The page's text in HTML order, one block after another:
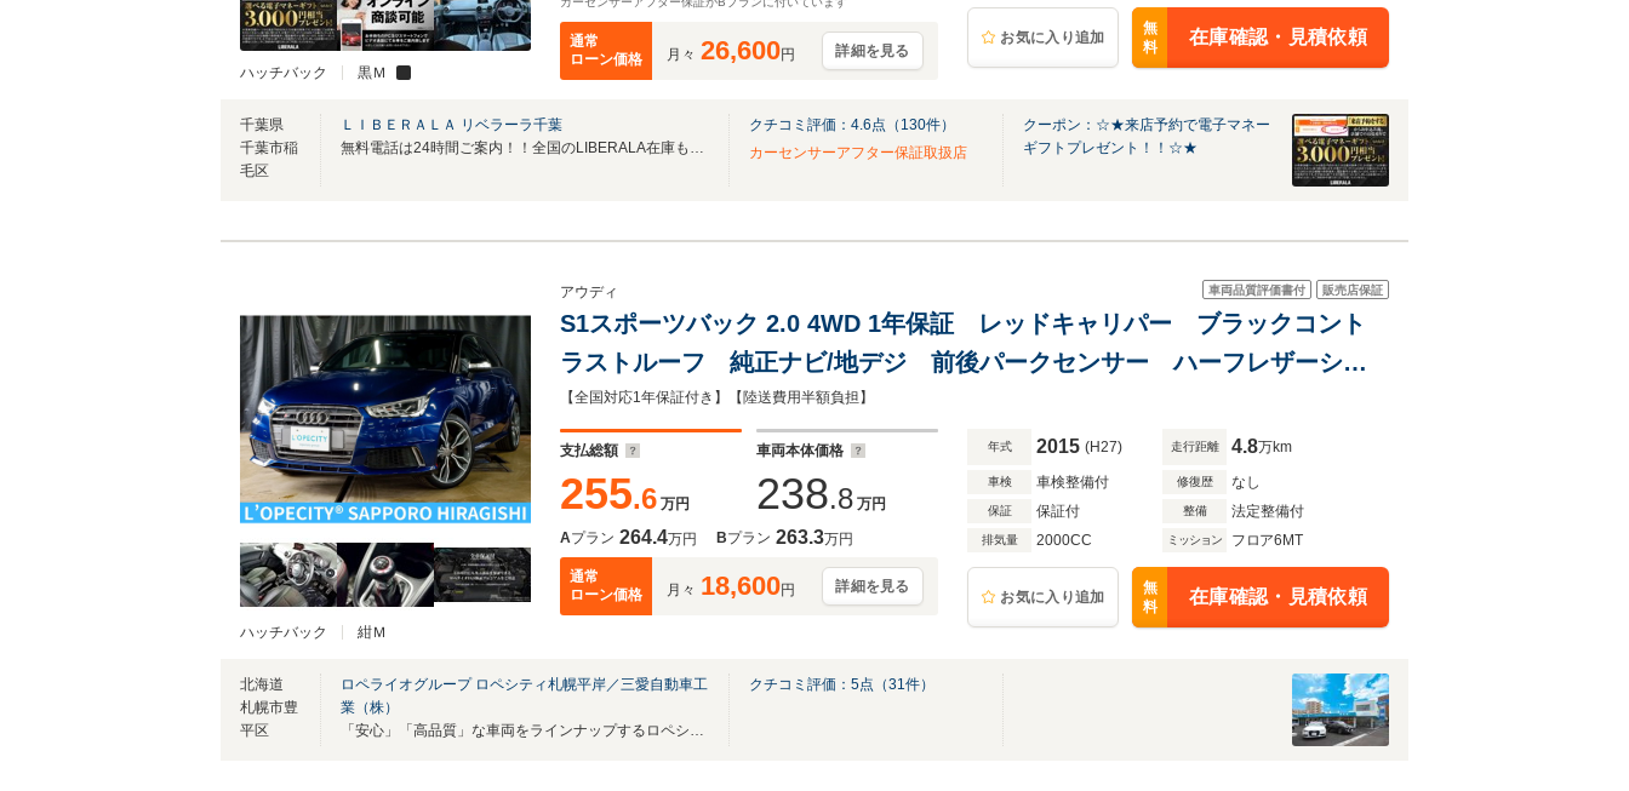
ハッチバック 黒Ｍ
通常
ローン価格
月々 26,600円 詳細を見る
お気に入り追加
無
料
在庫確認・見積依頼
千葉県
千葉市稲
毛区
ＬＩＢＥＲＡＬＡ リベラーラ千葉
無料電話は24時間ご案内！！全国のLIBERALA在庫も見たい方は一括照会が可能です！
クチコミ評価： 4.6点（ 130件）
カーセンサーアフター保証取扱店
クーポン：☆★来店予約で電子マネー
ギフトプレゼント！！☆★
ハッチバック 紺Ｍ
車両品質評価書付 販売店保証
アウディ
S1スポーツバック 2.0 4WD 1年保証 レッドキャリパー ブラックコント
ラストルーフ 純正ナビ/地デジ 前後パークセンサー ハーフレザーシー
ト キセノンヘッドライト 純正18インチAW ドライブセレクト 6MT
【全国対応1年保証付き】【陸送費用半額負担】
支払総額
255.6 万円
車両本体価格
238.8 万円
Aプラン 264.4万円 Bプラン 263.3万円
通常
ローン価格
月々 18,600円 詳細を見る
年式 2015 (H27) 走行距離 4.8万km
車検 車検整備付 修復歴 なし
保証 保証付 整備 法定整備付
排気量 2000CC ミッション フロア6MT
お気に入り追加
無
料
在庫確認・見積依頼
北海道
札幌市豊
平区
ロペライオグループ ロペシティ札幌平岸／三愛自動車工
業（株）
「安心」「高品質」な車両をラインナップするロペシティが札幌にOPEN！
クチコミ評価： 5点（31件）